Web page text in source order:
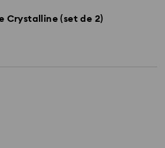
Crystalline (set de 2)